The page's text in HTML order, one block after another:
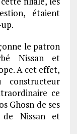
étaient
le patron
Nissan et
A cet effet,
constructeur
ce
Ghosn de ses
Nissan et